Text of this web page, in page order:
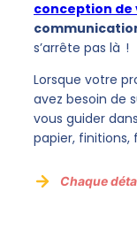
conception de
s’arrête pas là !
Lorsque votre
avez besoin de
vous guider
papier,
Chaque